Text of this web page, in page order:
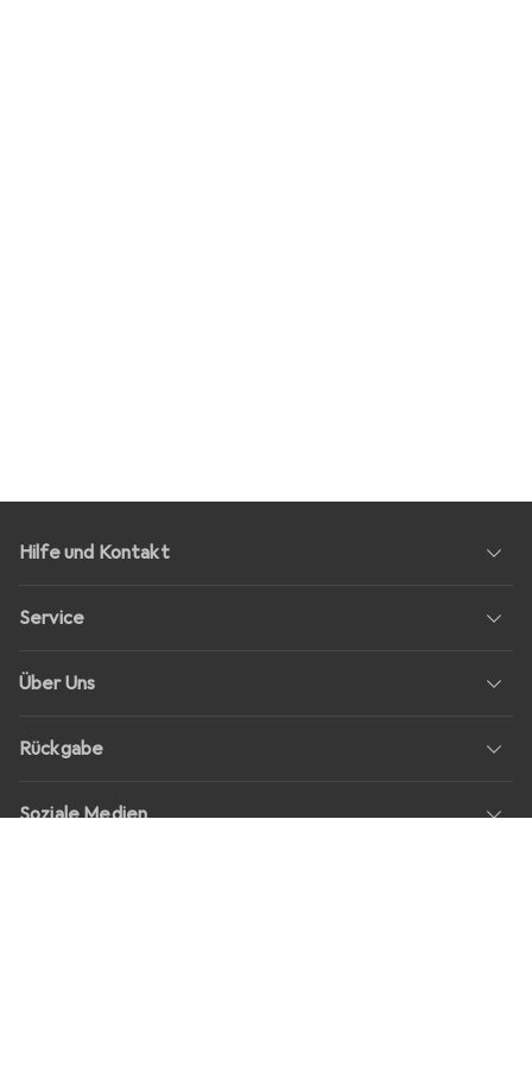
Hilfe und Kontakt
Service
Über Uns
Rückgabe
Soziale Medien